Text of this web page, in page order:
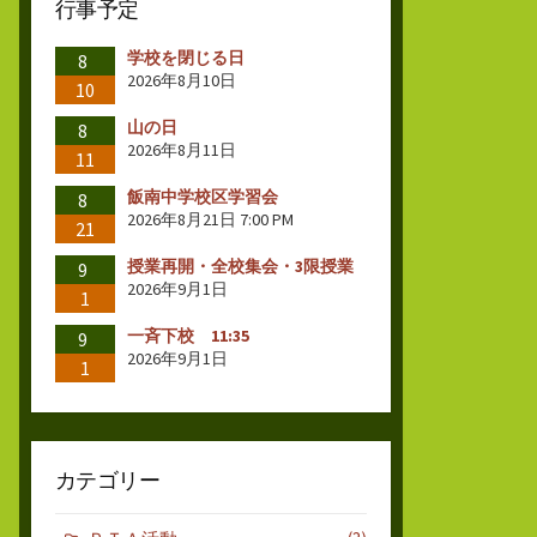
行事予定
8
10
学校を閉じる日
2026年8月10日
8
11
山の日
2026年8月11日
8
21
飯南中学校区学習会
2026年8月21日 7:00 PM
9
1
授業再開・全校集会・3限授業
2026年9月1日
9
1
一斉下校 11:35
2026年9月1日
カテゴリー